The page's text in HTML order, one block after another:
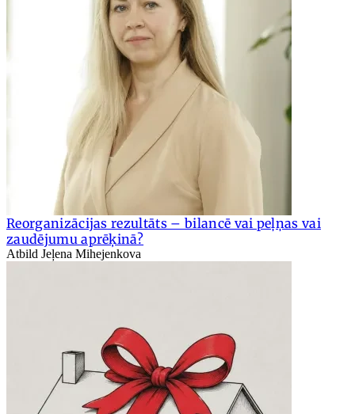
Reorganizācijas rezultāts – bilancē vai peļņas vai
zaudējumu aprēķinā?
Atbild Jeļena Mihejenkova